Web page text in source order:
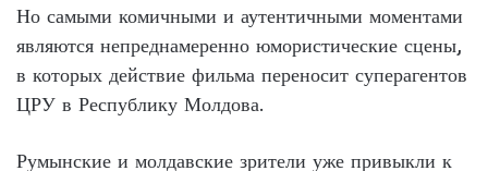
Но самыми комичными и аутентичными моментами
являются непреднамеренно юмористические сцены,
в которых действие фильма переносит суперагентов
ЦРУ в Республику Молдова.
Румынские и молдавские зрители уже привыкли к